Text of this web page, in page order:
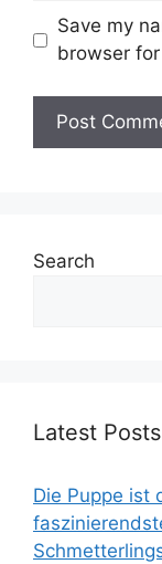
Save my
browser
Search
Latest Posts
Die Puppe ist